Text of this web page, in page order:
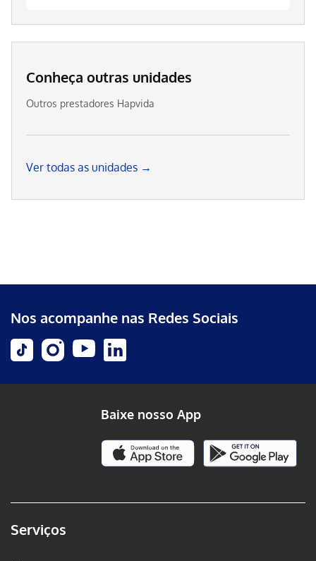
Conheça outras unidades
Outros prestadores Hapvida
Ver todas as unidades →
Nos acompanhe nas Redes Sociais
Serviços
Baixe nosso App